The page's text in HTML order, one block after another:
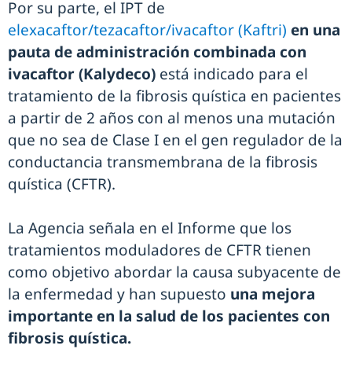
Por su parte, el IPT de
elexacaftor/tezacaftor/ivacaftor (Kaftri) en una
pauta de administración combinada con
ivacaftor (Kalydeco) está indicado para el
tratamiento de la fibrosis quística en pacientes
a partir de 2 años con al menos una mutación
que no sea de Clase I en el gen regulador de la
conductancia transmembrana de la fibrosis
quística (CFTR).
La Agencia señala en el Informe que los
tratamientos moduladores de CFTR tienen
como objetivo abordar la causa subyacente de
la enfermedad y han supuesto una mejora
importante en la salud de los pacientes con
fibrosis quística.